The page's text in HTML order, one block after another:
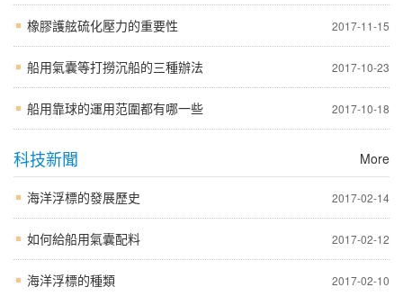
2017-11-15
橡膠護舷硫化壓力的重要性
2017-10-23
船用氣囊等打撈沉船的三種辦法
2017-10-18
船用靠球的運用范圍都有哪一些
More
科技新聞
2017-02-14
海洋浮標的發展歷史
2017-02-12
如何給船用氣囊配料
2017-02-10
海洋浮標的種類